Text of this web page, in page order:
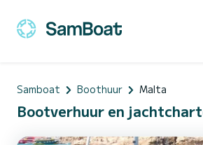
Samboat Boothuur Malta
Bootverhuur en